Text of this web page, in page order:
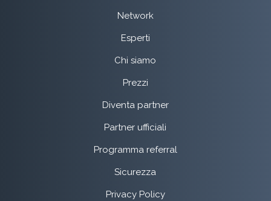
Network
Esperti
Chi siamo
Prezzi
Diventa partner
Partner ufficiali
Programma referral
Sicurezza
Privacy Policy